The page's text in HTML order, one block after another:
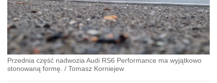
Przednia część nadwozia Audi RS6 Performance ma wyjątkowo
stonowaną formę. / Tomasz Korniejew